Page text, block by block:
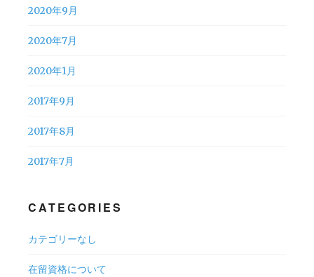
2020年9月
2020年7月
2020年1月
2017年9月
2017年8月
2017年7月
CATEGORIES
カテゴリーなし
在留資格について